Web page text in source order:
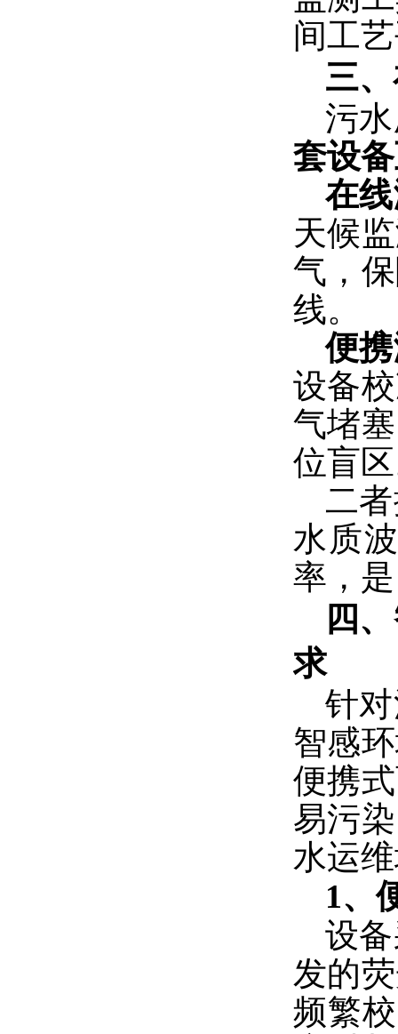
间工
三
污
套设
在
天候
气，
线。
便
设备
气堵
位盲
二
水质
率，
四
求
针
智感
便携
易污
水运
1、
设
发的
频繁